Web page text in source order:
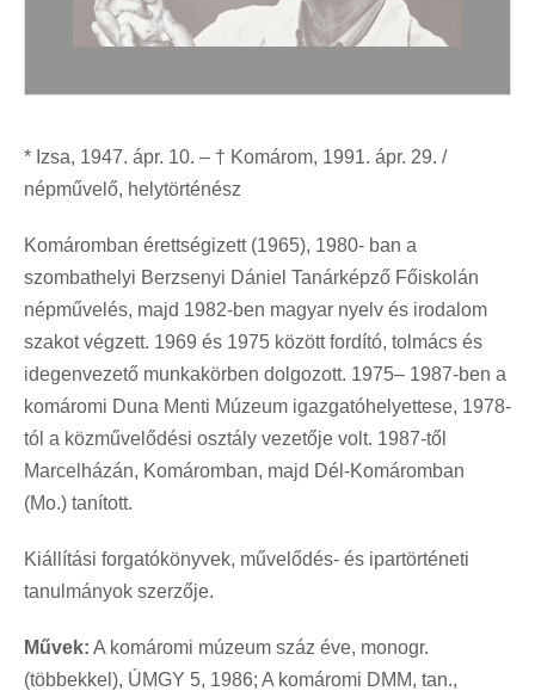
* Izsa, 1947. ápr. 10. – † Komárom, 1991. ápr. 29. /
népművelő, helytörténész
Komáromban érettségizett (1965), 1980- ban a
szombathelyi Berzsenyi Dániel Tanárképző Főiskolán
népművelés, majd 1982-ben magyar nyelv és irodalom
szakot végzett. 1969 és 1975 között fordító, tolmács és
idegenvezető munkakörben dolgozott. 1975– 1987-ben a
komáromi Duna Menti Múzeum igazgatóhelyettese, 1978-
tól a közművelődési osztály vezetője volt. 1987-től
Marcelházán, Komáromban, majd Dél-Komáromban
(Mo.) tanított.
Kiállítási forgatókönyvek, művelődés- és ipartörténeti
tanulmányok szerzője.
Művek: A komáromi múzeum száz éve, monogr.
(többekkel), ÚMGY 5, 1986; A komáromi DMM, tan.,